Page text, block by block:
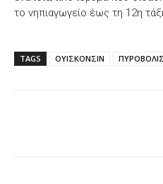
το νηπιαγωγείο έως τη 12η
TAGS ΟΥΙΣΚΟΝΣΙΝ